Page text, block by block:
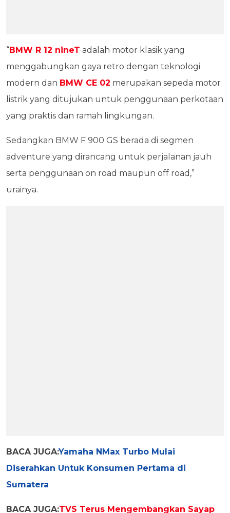
“BMW R 12 nineT adalah motor klasik yang
menggabungkan gaya retro dengan teknologi
modern dan BMW CE 02 merupakan sepeda motor
listrik yang ditujukan untuk penggunaan perkotaan
yang praktis dan ramah lingkungan.
Sedangkan BMW F 900 GS berada di segmen
adventure yang dirancang untuk perjalanan jauh
serta penggunaan on road maupun off road,”
urainya.
BACA JUGA:Yamaha NMax Turbo Mulai
Diserahkan Untuk Konsumen Pertama di
Sumatera
BACA JUGA:TVS Terus Mengembangkan Sayap